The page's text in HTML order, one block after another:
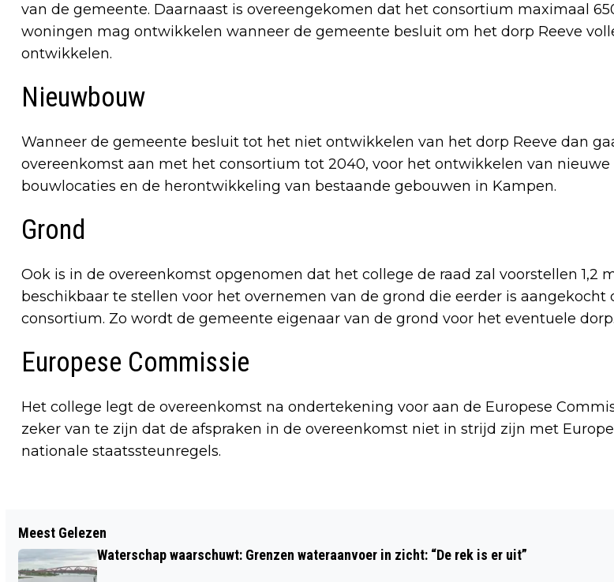
van de gemeente. Daarnaast is overeengekomen dat het consortium maximaal
woningen mag ontwikkelen wanneer de gemeente besluit om het dorp Reeve
ontwikkelen.
Nieuwbouw
Wanneer de gemeente besluit tot het niet ontwikkelen van het dorp Reeve dan
overeenkomst aan met het consortium tot 2040, voor het ontwikkelen van nieuwe
bouwlocaties en de herontwikkeling van bestaande gebouwen in Kampen.
Grond
Ook is in de overeenkomst opgenomen dat het college de raad zal voorstellen 1,2
beschikbaar te stellen voor het overnemen van de grond die eerder is aangekocht
consortium. Zo wordt de gemeente eigenaar van de grond voor het eventuele dorp.
Europese Commissie
Het college legt de overeenkomst na ondertekening voor aan de Europese
zeker van te zijn dat de afspraken in de overeenkomst niet in strijd zijn met
nationale staatssteunregels.
SPANNING VOOR EXAMENUITSLAGEN
DE LOEP"
Meest Gelezen
Waterschap waarschuwt: Grenzen wateraanvoer in zicht: “De rek is er uit”